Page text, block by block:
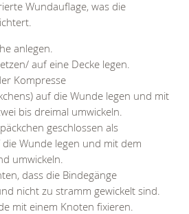
Wundauflage, was die
anlegen.
auf eine Decke legen.
Kompresse
auf die Wunde legen und mit
bis dreimal umwickeln.
geschlossen als
Wunde legen und mit dem
umwickeln.
dass die Bindegänge
nicht zu stramm gewickelt sind.
mit einem Knoten fixieren.